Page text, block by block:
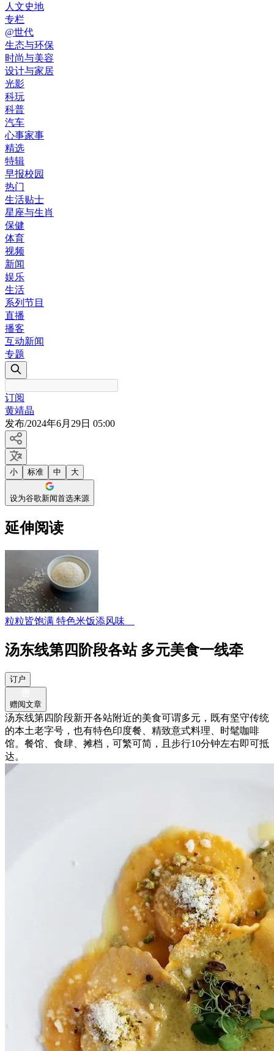
人文史地
专栏
@世代
生态与环保
时尚与美容
设计与家居
光影
科玩
科普
汽车
心事家事
精选
特辑
早报校园
热门
生活贴士
星座与生肖
保健
体育
视频
新闻
娱乐
生活
系列节目
直播
播客
互动新闻
专题
订阅
黄靖晶
发布/2024年6月29日 05:00
小 标准 中 大
设为谷歌新闻首选来源
延伸阅读
粒粒皆饱满 特色米饭添风味
汤东线第四阶段各站 多元美食一线牵
订户
赠阅文章
汤东线第四阶段新开各站附近的美食可谓多元，既有坚守传统
的本土老字号，也有特色印度餐、精致意式料理、时髦咖啡
馆。餐馆、食肆、摊档，可繁可简，且步行10分钟左右即可抵
达。